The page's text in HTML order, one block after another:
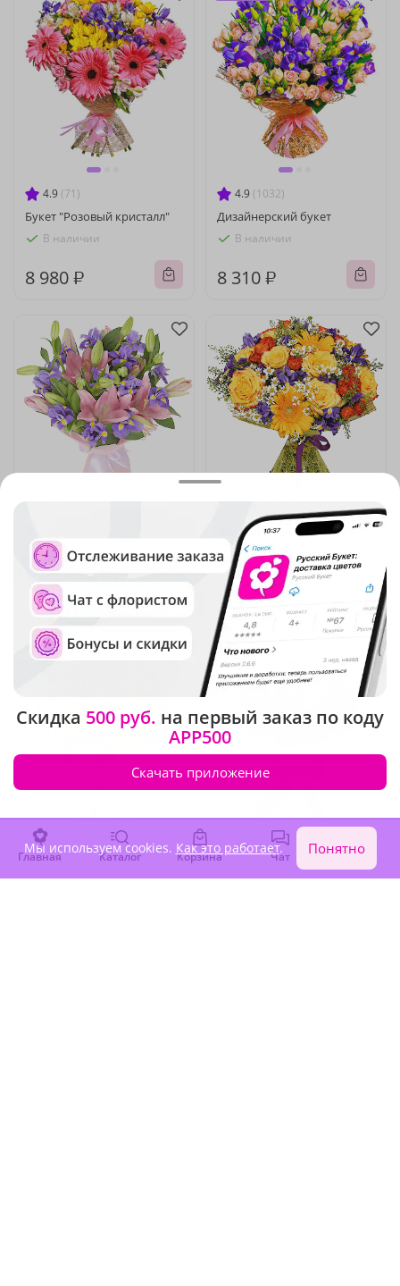
4.9 (71)
Букет "Розовый кристалл"
В наличии
8 980 ₽
4.9 (1032)
Дизайнерский букет
В наличии
8 310 ₽
Букет "Сердце океана"
В наличии
7 480 ₽
4.9(206)
Букет "Пряная корица"
В наличии
9 110 ₽
4.9
Главная Каталог Корзина Чат Войти
Скидка 500 руб. на первый заказ по коду
APP500
Скачать приложение
Мы используем cookies. Как это работает. Понятно